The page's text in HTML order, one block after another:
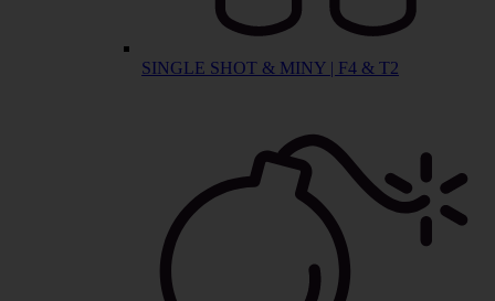
SINGLE SHOT & MINY | F4 & T2